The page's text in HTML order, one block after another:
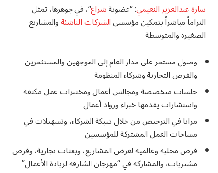
سارة عبدالعزيز النعيمي: “عضويةشراع“، في جوهرها، تمثل
التزاماً مباشراً بتمكين مؤسسيالشركات الناشئةوالمشاريع
الصغيرة والمتوسطة
وصول مستمر على مدار العام إلى الموجهين والمستثمرين
والفرص التجارية وشركاء المنظومة
جلسات متخصصة ومجالس أعمال ومختبرات عمل مكثفة
واستشارات يقدمها خبراء ورواد أعمال
مزايا في الترخيص من خلال شبكة الشركاء، وتسهيلات في
مساحات العمل المشتركة للمؤسسين
فرص محلية وعالمية لعرض المشاريع، وبعثات تجارية، وفرص
مشتريات، والمشاركة في “مهرجان الشارقة لريادة الأعمال”